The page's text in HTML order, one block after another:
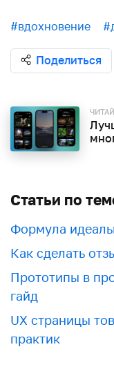
#вдохновение
Поделиться
Статьи по
Формула
Как сделать
Прототипы в
гайд
UX страницы
практик